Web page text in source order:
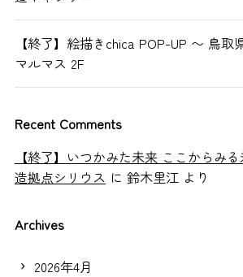
【終了】絵描きchica POP-UP 〜 鳥
マルマス 2F
Recent Comments
【終了】いつかみた未来 ここからみ
造拠点シリウス に 鈴木里江より
Archives
2026年4月